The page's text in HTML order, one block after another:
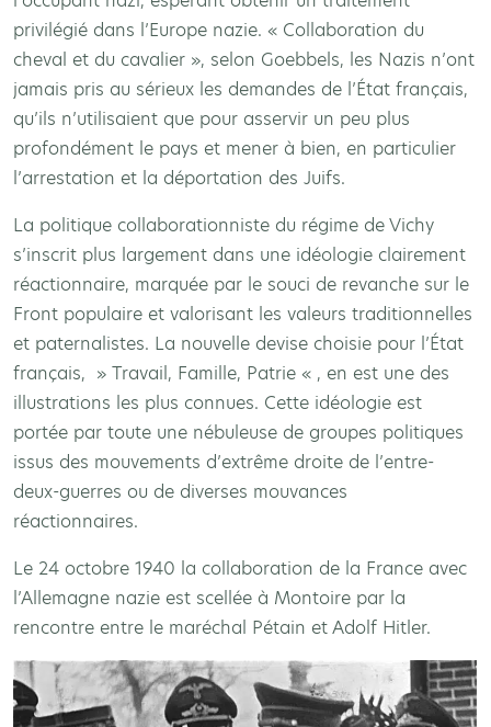
privilégié dans l’Europe nazie. « Collaboration du
cheval et du cavalier », selon Goebbels, les Nazis n’ont
jamais pris au sérieux les demandes de l’État français,
qu’ils n’utilisaient que pour asservir un peu plus
profondément le pays et mener à bien, en particulier
l’arrestation et la déportation des Juifs.
La politique collaborationniste du régime de Vichy
s’inscrit plus largement dans une idéologie clairement
réactionnaire, marquée par le souci de revanche sur le
Front populaire et valorisant les valeurs traditionnelles
et paternalistes. La nouvelle devise choisie pour l’État
français, » Travail, Famille, Patrie « , en est une des
illustrations les plus connues. Cette idéologie est
portée par toute une nébuleuse de groupes politiques
issus des mouvements d’extrême droite de l’entre-
deux-guerres ou de diverses mouvances
réactionnaires.
Le 24 octobre 1940 la collaboration de la France avec
l’Allemagne nazie est scellée à Montoire par la
rencontre entre le maréchal Pétain et Adolf Hitler.